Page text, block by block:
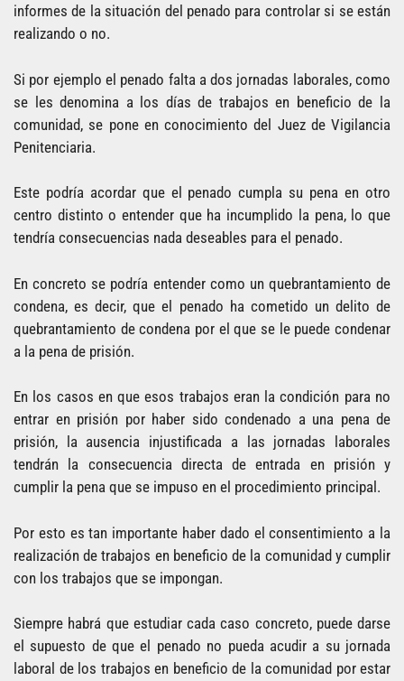
informes de la situación del penado para controlar si se están
realizando o no.
Si por ejemplo el penado falta a dos jornadas laborales, como
se les denomina a los días de trabajos en beneficio de la
comunidad, se pone en conocimiento del Juez de Vigilancia
Penitenciaria.
Este podría acordar que el penado cumpla su pena en otro
centro distinto o entender que ha incumplido la pena, lo que
tendría consecuencias nada deseables para el penado.
En concreto se podría entender como un quebrantamiento de
condena, es decir, que el penado ha cometido un delito de
quebrantamiento de condena por el que se le puede condenar
a la pena de prisión.
En los casos en que esos trabajos eran la condición para no
entrar en prisión por haber sido condenado a una pena de
prisión, la ausencia injustificada a las jornadas laborales
tendrán la consecuencia directa de entrada en prisión y
cumplir la pena que se impuso en el procedimiento principal.
Por esto es tan importante haber dado el consentimiento a la
realización de trabajos en beneficio de la comunidad y cumplir
con los trabajos que se impongan.
Siempre habrá que estudiar cada caso concreto, puede darse
el supuesto de que el penado no pueda acudir a su jornada
laboral de los trabajos en beneficio de la comunidad por estar